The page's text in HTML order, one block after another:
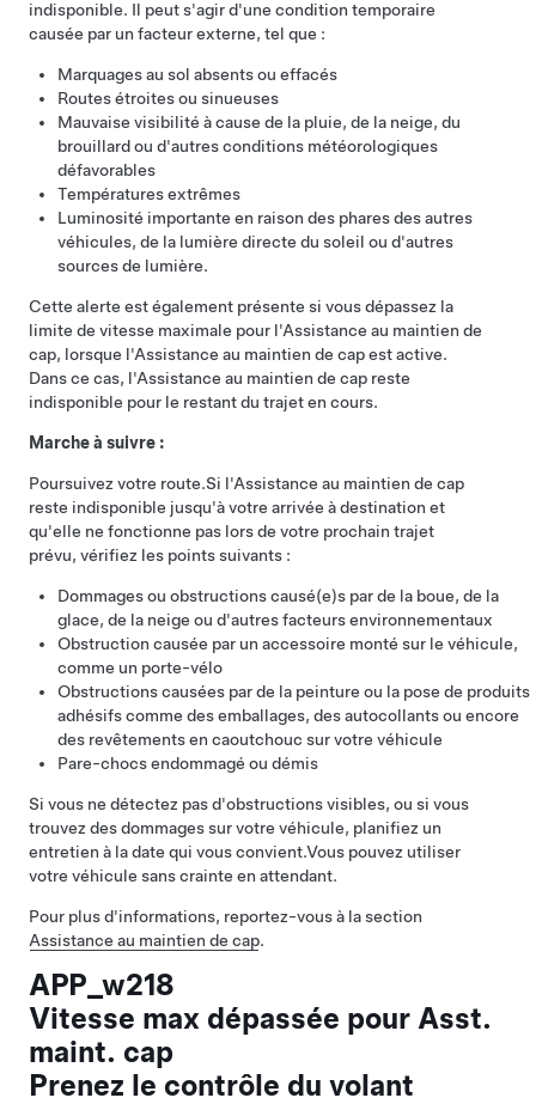
indisponible. Il peut s'agir d'une condition temporaire
causée par un facteur externe, tel que :
Marquages au sol absents ou effacés
Routes étroites ou sinueuses
Mauvaise visibilité à cause de la pluie, de la neige, du
brouillard ou d'autres conditions météorologiques
défavorables
Températures extrêmes
Luminosité importante en raison des phares des autres
véhicules, de la lumière directe du soleil ou d'autres
sources de lumière.
Cette alerte est également présente si vous dépassez la
limite de vitesse maximale pour l'Assistance au maintien de
cap, lorsque l'Assistance au maintien de capest active.
Dans ce cas, l'Assistance au maintien de cap reste
indisponible pour le restant du trajet en cours.
Marche à suivre :
Poursuivez votre route.Si l'Assistance au maintien de cap
reste indisponible jusqu'à votre arrivée à destination et
qu'elle ne fonctionne pas lors de votre prochain trajet
prévu, vérifiez les points suivants :
Dommages ou obstructions causé(e)s par de la boue, de la
glace, de la neige ou d'autres facteurs environnementaux
Obstruction causée par un accessoire monté sur le véhicule,
comme un porte-vélo
Obstructions causées par de la peinture ou la pose de produits
adhésifs comme des emballages, des autocollants ou encore
des revêtements en caoutchouc sur votre véhicule
Pare-chocs endommagé ou démis
Si vous ne détectez pas d'obstructions visibles, ou si vous
trouvez des dommages sur votre véhicule, planifiez un
entretien à la date qui vous convient.Vous pouvez utiliser
votre véhicule sans crainte en attendant.
Pour plus d'informations, reportez-vous à la section
Assistance au maintien de cap.
APP_w218
Vitesse max dépassée pour Asst.
maint. cap
Prenez le contrôle du volant